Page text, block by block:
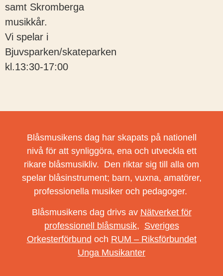
samt Skromberga
musikkår.
Vi spelar i
Bjuvsparken/skateparken
kl.13:30-17:00
Blåsmusikens dag har skapats på nationell
nivå för att synliggöra, ena och utveckla ett
rikare blåsmusikliv. Den riktar sig till alla om
spelar blåsinstrument; barn, vuxna, amatörer,
professionella musiker och pedagoger.
Blåsmusikens dag drivs av Nätverket för
professionell blåsmusik, Sveriges
Orkesterförbund och RUM – Riksförbundet
Unga Musikanter